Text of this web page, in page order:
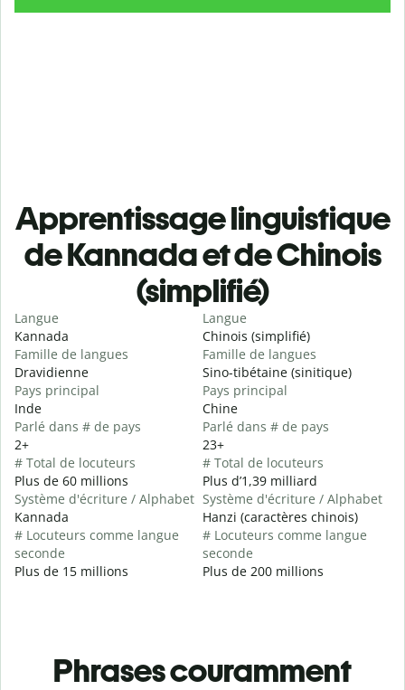
Apprentissage linguistique
de Kannada et de Chinois
(simplifié)
Langue
Kannada
Famille de langues
Dravidienne
Pays principal
Inde
Parlé dans # de pays
2+
# Total de locuteurs
Plus de 60 millions
Système d'écriture / Alphabet
Kannada
# Locuteurs comme langue
seconde
Plus de 15 millions
Langue
Chinois (simplifié)
Famille de langues
Sino-tibétaine (sinitique)
Pays principal
Chine
Parlé dans # de pays
23+
# Total de locuteurs
Plus d’1,39 milliard
Système d'écriture / Alphabet
Hanzi (caractères chinois)
# Locuteurs comme langue
seconde
Plus de 200 millions
Phrases couramment